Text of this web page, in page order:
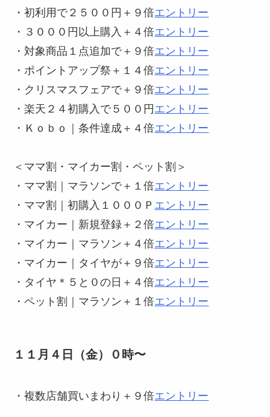
・初利用で２５００円＋９倍エントリー
・３０００円以上購入＋４倍エントリー
・対象商品１点追加で＋９倍エントリー
・ポイントアップ祭＋１４倍エントリー
・クリスマスフェアで＋９倍エントリー
・楽天２４初購入で５００円エントリー
・Ｋｏｂｏ｜条件達成＋４倍エントリー
＜ママ割・マイカー割・ペット割＞
・ママ割｜マラソンで＋１倍エントリー
・ママ割｜初購入１０００Ｐ エントリー
・マイカー｜新規登録＋２倍エントリー
・マイカー｜マラソン＋４倍エントリー
・マイカー｜タイヤが＋９倍エントリー
・タイヤ＊５と０の日＋４倍エントリー
・ペット割｜マラソン＋１倍エントリー
１１月４日（金）０時〜
・複数店舗買いまわり＋９倍エントリー